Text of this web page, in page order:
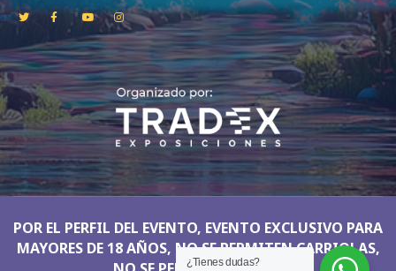
POR EL PERFIL DEL EVENTO, EVENTO EXCLUSIVO PARA
MAYORES DE 18 AÑOS, NO SE PERMITEN CARRIOLAS,
¿Tienes dudas?